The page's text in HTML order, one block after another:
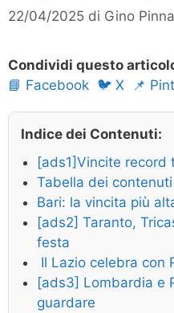
22/04/2025 di Gino Pinna
Condividi questo
📘 Facebook 🐦 X 📌
Indice dei Contenuti:
[ads1]Vincite record
Tabella dei contenuti
Bari: la vincita più
[ads2] Taranto,
festa
Il Lazio celebra con
[ads3] Lombardia e
guardare